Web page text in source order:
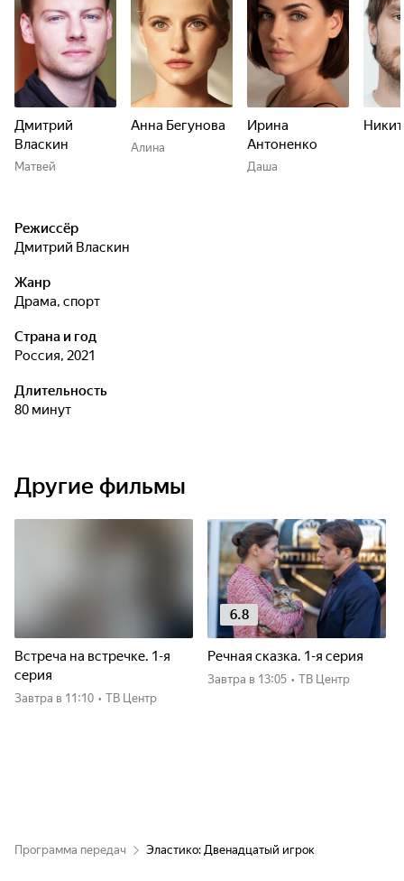
Дмитрий
Власкин
Матвей
Анна Бегунова
Алина
Ирина
Антоненко
Даша
Режиссёр
Дмитрий Власкин
Жанр
драма, спорт
Страна и год
Россия, 2021
Длительность
80 минут
Другие фильмы
Встреча на встречке. 1-я
серия
Завтра в 11:10 • ТВ Центр
6.8
Речная сказка. 1-я серия
Завтра в 13:05 • ТВ Центр
Программа передач Эластико: Двенадцатый игрок